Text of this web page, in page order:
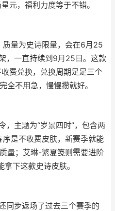
元，福利力度等于不错。
量为史诗限量，会在6月25
，一直持续到9月25日。这款
费兑换，兑换周期足足三个
全不用急，慢慢攒就好。
，主题为“岁景四时”，包含两
是不收费皮肤，新赛季就能
量；艾琳-繁夏笺则需要进阶
下这款史诗皮肤。
同步返场了过去三个赛季的